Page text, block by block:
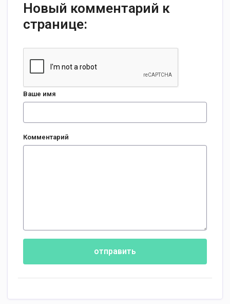
Новый комментарий к
странице:
Ваше имя
Комментарий
отправить